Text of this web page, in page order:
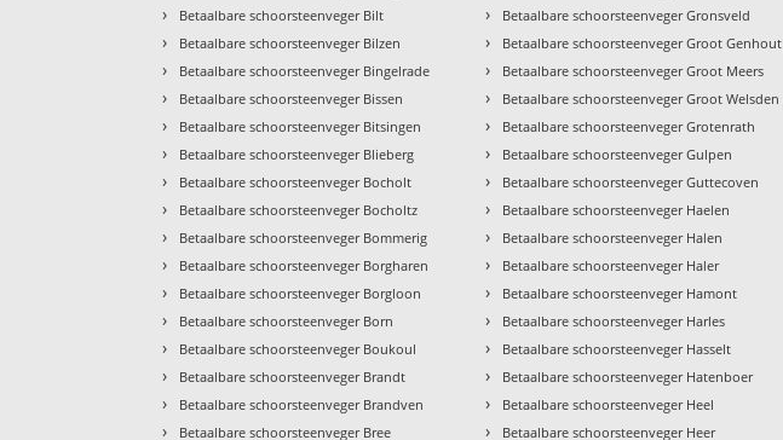
› Betaalbare schoorsteenveger Bilt
› Betaalbare schoorsteenveger Bilzen
› Betaalbare schoorsteenveger Bingelrade
› Betaalbare schoorsteenveger Bissen
› Betaalbare schoorsteenveger Bitsingen
› Betaalbare schoorsteenveger Blieberg
› Betaalbare schoorsteenveger Bocholt
› Betaalbare schoorsteenveger Bocholtz
› Betaalbare schoorsteenveger Bommerig
› Betaalbare schoorsteenveger Borgharen
› Betaalbare schoorsteenveger Borgloon
› Betaalbare schoorsteenveger Born
› Betaalbare schoorsteenveger Boukoul
› Betaalbare schoorsteenveger Brandt
› Betaalbare schoorsteenveger Brandven
› Betaalbare schoorsteenveger Bree
› Betaalbare schoorsteenveger Gronsveld
› Betaalbare schoorsteenveger Groot Genhout
› Betaalbare schoorsteenveger Groot Meers
› Betaalbare schoorsteenveger Groot Welsden
› Betaalbare schoorsteenveger Grotenrath
› Betaalbare schoorsteenveger Gulpen
› Betaalbare schoorsteenveger Guttecoven
› Betaalbare schoorsteenveger Haelen
› Betaalbare schoorsteenveger Halen
› Betaalbare schoorsteenveger Haler
› Betaalbare schoorsteenveger Hamont
› Betaalbare schoorsteenveger Harles
› Betaalbare schoorsteenveger Hasselt
› Betaalbare schoorsteenveger Hatenboer
› Betaalbare schoorsteenveger Heel
› Betaalbare schoorsteenveger Heer